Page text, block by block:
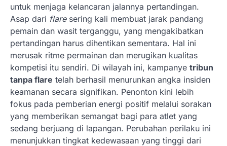
untuk menjaga kelancaran jalannya pertandingan.
Asap dari flaresering kali membuat jarak pandang
pemain dan wasit terganggu, yang mengakibatkan
pertandingan harus dihentikan sementara. Hal ini
merusak ritme permainan dan merugikan kualitas
kompetisi itu sendiri. Di wilayah ini, kampanye tribun
tanpa flare telah berhasil menurunkan angka insiden
keamanan secara signifikan. Penonton kini lebih
fokus pada pemberian energi positif melalui sorakan
yang memberikan semangat bagi para atlet yang
sedang berjuang di lapangan. Perubahan perilaku ini
menunjukkan tingkat kedewasaan yang tinggi dari